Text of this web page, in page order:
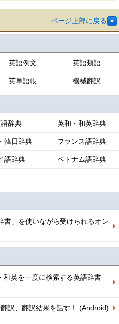
ページ上部に戻る
英語例文 英語類語
英単語帳 機械翻訳
辞典 英和・和英辞典
韓日辞典 フランス語辞典
語辞典 ベトナム語辞典
書」を使いながら受けられるオン
和英を一度に検索する英語辞書
訳、翻訳結果を話す！ (Android)